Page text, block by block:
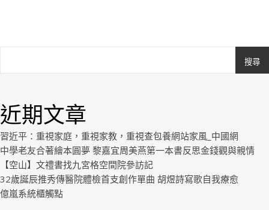
搜尋
近期文章
習近平：重視家庭，重視家教，重視查包養網站家風_中國網
中學老友合著繪本圓夢 黎嘉宜周美燕第一本書反思金錢觀與親情
【空山】文禮書找九宮格空間院參訪記
32歲誕辰推秀傳醫院體檢首支創作單曲 胡煜詩寫歌自我療愈
億嵐系統櫃觸點
Royal.